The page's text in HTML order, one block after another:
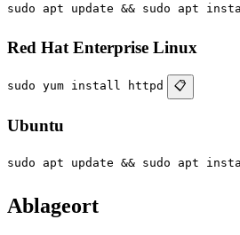
sudo apt update && sudo apt
Red Hat Enterprise Linux
sudo yum install httpd 📋
Ubuntu
sudo apt update && sudo apt
Ablageort